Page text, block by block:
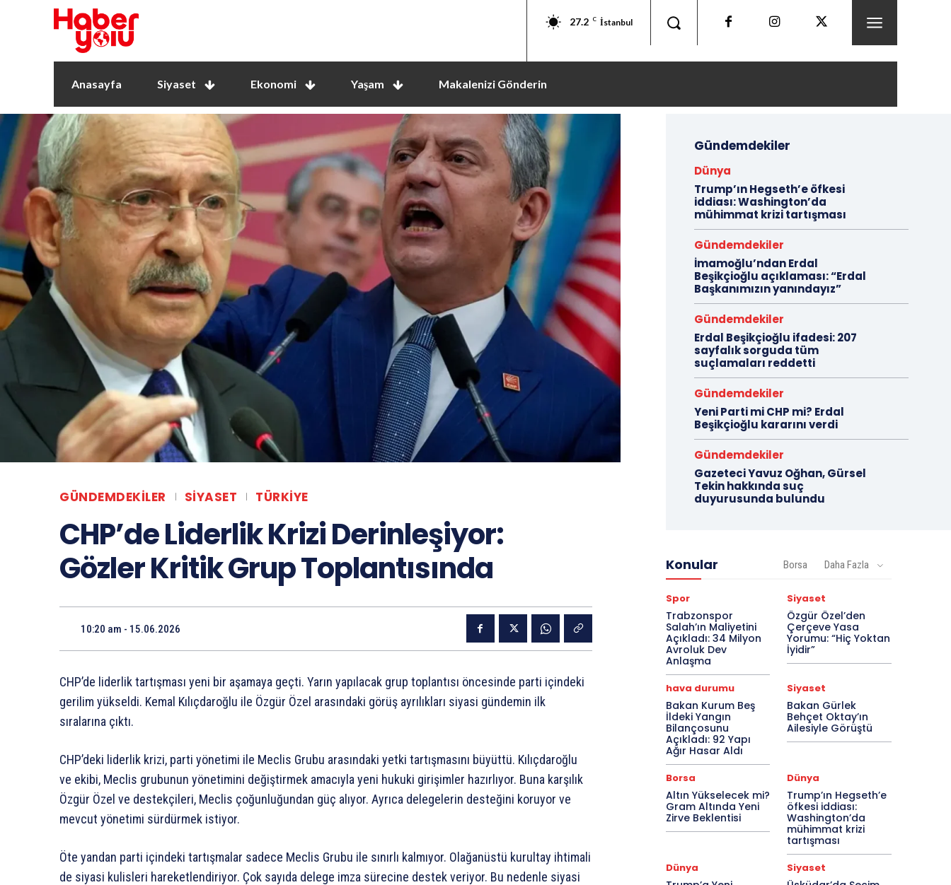
27.2 C İstanbul
Anasayfa Siyaset Ekonomi Yaşam Makalenizi Gönderin
GÜNDEMDEKILER SIYASET TÜRKIYE
CHP’de Liderlik Krizi Derinleşiyor:
Gözler Kritik Grup Toplantısında
10:20 am - 15.06.2026
CHP’de liderlik tartışması yeni bir aşamaya geçti. Yarın yapılacak grup toplantısı öncesinde parti içindeki
gerilim yükseldi. Kemal Kılıçdaroğlu ile Özgür Özel arasındaki görüş ayrılıkları siyasi gündemin ilk
sıralarına çıktı.
CHP’deki liderlik krizi, parti yönetimi ile Meclis Grubu arasındaki yetki tartışmasını büyüttü. Kılıçdaroğlu
ve ekibi, Meclis grubunun yönetimini değiştirmek amacıyla yeni hukuki girişimler hazırlıyor. Buna karşılık
Özgür Özel ve destekçileri, Meclis çoğunluğundan güç alıyor. Ayrıca delegelerin desteğini koruyor ve
mevcut yönetimi sürdürmek istiyor.
Öte yandan parti içindeki tartışmalar sadece Meclis Grubu ile sınırlı kalmıyor. Olağanüstü kurultay ihtimali
de siyasi kulisleri hareketlendiriyor. Çok sayıda delege imza sürecine destek veriyor. Bu nedenle siyasi
Gündemdekiler
Dünya
Trump’ın Hegseth’e öfkesi
iddiası: Washington’da
mühimmat krizi tartışması
Gündemdekiler
İmamoğlu’ndan Erdal
Beşikçioğlu açıklaması: “Erdal
Başkanımızın yanındayız”
Gündemdekiler
Erdal Beşikçioğlu ifadesi: 207
sayfalık sorguda tüm
suçlamaları reddetti
Gündemdekiler
Yeni Parti mi CHP mi? Erdal
Beşikçioğlu kararını verdi
Gündemdekiler
Gazeteci Yavuz Oğhan, Gürsel
Tekin hakkında suç
duyurusunda bulundu
Konular Borsa Daha Fazla
Spor
Trabzonspor
Salah’ın Maliyetini
Açıkladı: 34 Milyon
Avroluk Dev
Anlaşma
Siyaset
Özgür Özel’den
Çerçeve Yasa
Yorumu: “Hiç Yoktan
İyidir”
hava durumu
Bakan Kurum Beş
İldeki Yangın
Bilançosunu
Açıkladı: 92 Yapı
Ağır Hasar Aldı
Siyaset
Bakan Gürlek
Behçet Oktay’ın
Ailesiyle Görüştü
Borsa
Altın Yükselecek mi?
Gram Altında Yeni
Zirve Beklentisi
Dünya
Trump’ın Hegseth’e
öfkesi iddiası:
Washington’da
mühimmat krizi
tartışması
Dünya Siyaset